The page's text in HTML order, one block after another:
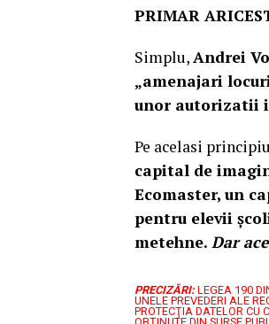
PRIMAR
Simplu,Andrei
„amenajari
unor autorizatii
Pe acelasi
capital de
Ecomaster, un
pentru elevii
metehne. Dar
PRECIZĂRI: LEGEA 190
UNELE PREVEDERI ALE
PROTECŢIA DATELOR CU